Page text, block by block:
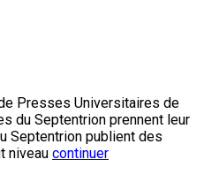
Presses Universitaires de
du Septentrion prennent leur
Septentrion publient des
niveau continuer